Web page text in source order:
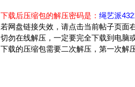
下载后压缩包的解压密码是： 绳艺派
若网盘链接失效，请点击当前帖子页面
切勿在线解压，一定要完全下载到电脑
下载的压缩包需要二次解压，第一次解